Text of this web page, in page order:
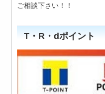
ご相談下さい！！
T・R・dポイント